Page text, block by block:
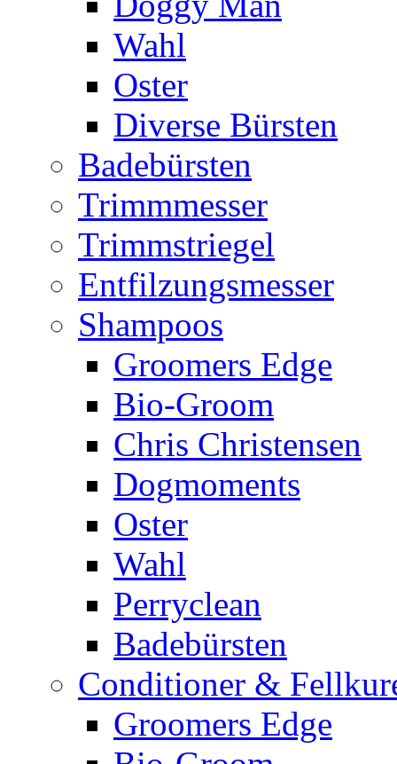
Wahl
Oster
Diverse Bürsten
Badebürsten
Trimmmesser
Trimmstriegel
Entfilzungsmesser
Shampoos
Groomers Edge
Bio-Groom
Chris Christensen
Dogmoments
Oster
Wahl
Perryclean
Badebürsten
Conditioner &
Groomers Edge